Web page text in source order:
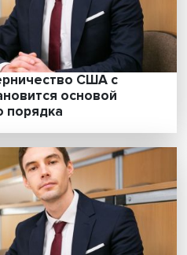
за пожилыми: что из
европейской страны